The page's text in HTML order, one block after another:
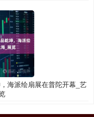
海派绘扇展在普陀开幕_艺